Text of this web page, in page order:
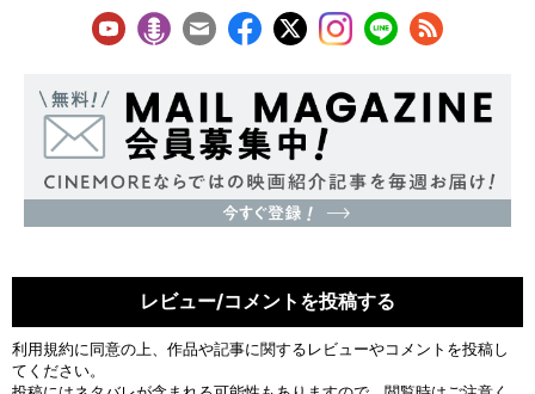
レビュー/コメントを投稿する
利用規約に同意の上、作品や記事に関するレビューやコメントを投稿し
てください。